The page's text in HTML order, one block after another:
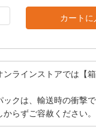
カートに
ンラインストアでは【
ックは、輸送時の衝撃
らずご容赦ください。